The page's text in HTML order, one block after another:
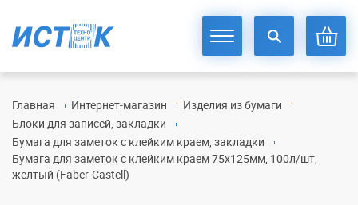
Главная Интернет-магазин
Изделия из бумаги
Блоки для записей, закладки
Бумага для заметок с клейким краем, закладки
Бумага для заметок с клейким краем 75х125мм, 100л/шт,
желтый (Faber-Castell)